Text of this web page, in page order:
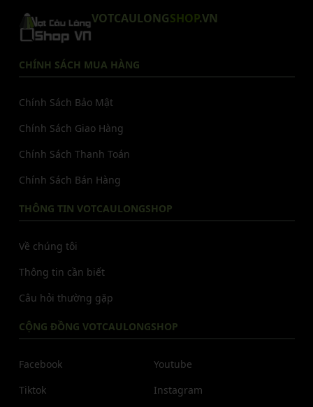
VOTCAULONGSHOP.VN
CHÍNH SÁCH MUA HÀNG
Chính Sách Bảo Mật
Chính Sách Giao Hàng
Chính Sách Thanh Toán
Chính Sách Bán Hàng
THÔNG TIN VOTCAULONGSHOP
Về chúng tôi
Thông tin cần biết
Câu hỏi thường gặp
CỘNG ĐỒNG VOTCAULONGSHOP
Facebook
Tiktok
Youtube
Instagram